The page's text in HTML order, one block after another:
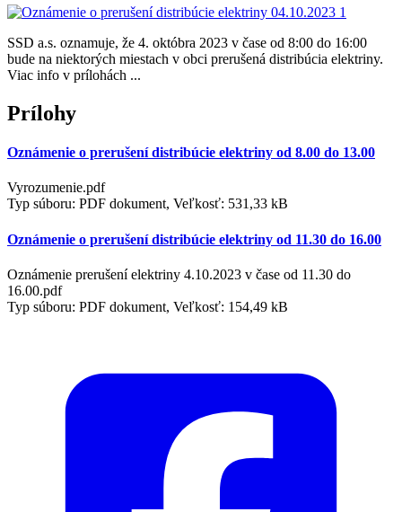
SSD a.s. oznamuje, že 4. októbra 2023 v čase od 8:00 do 16:00
bude na niektorých miestach v obci prerušená distribúcia elektriny.
Viac info v prílohách ...
Prílohy
Oznámenie o prerušení distribúcie elektriny od 8.00 do 13.00
Vyrozumenie.pdf
Typ súboru: PDF dokument, Veľkosť: 531,33 kB
Oznámenie o prerušení distribúcie elektriny od 11.30 do 16.00
Oznámenie prerušení elektriny 4.10.2023 v čase od 11.30 do
16.00.pdf
Typ súboru: PDF dokument, Veľkosť: 154,49 kB